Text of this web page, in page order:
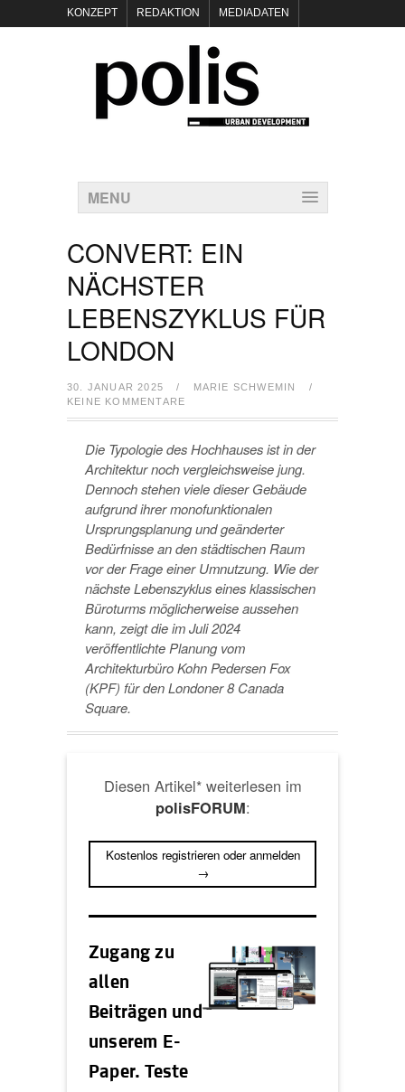
KONZEPT REDAKTION MEDIADATEN
POLIS KEYNOTES
KONTAKT DATENSCHUTZ IMPRESSUM
MENU
CONVERT: EIN
NÄCHSTER
LEBENSZYKLUS FÜR
LONDON
30. JANUAR 2025 / MARIE SCHWEMIN
/
KEINE KOMMENTARE
Die Typologie des Hochhauses ist in der
Architektur noch vergleichsweise jung.
Dennoch stehen viele dieser Gebäude
aufgrund ihrer monofunktionalen
Ursprungsplanung und geänderter
Bedürfnisse an den städtischen Raum
vor der Frage einer Umnutzung. Wie der
nächste Lebenszyklus eines klassischen
Büroturms möglicherweise aussehen
kann, zeigt die im Juli 2024
veröffentlichte Planung vom
Architekturbüro Kohn Pedersen Fox
(KPF) für den Londoner 8 Canada
Square.
Diesen Artikel* weiterlesen im
polisFORUM:
Kostenlos registrieren oder anmelden
→
Zugang zu
allen
Beiträgen und
unserem E-
Paper. Teste